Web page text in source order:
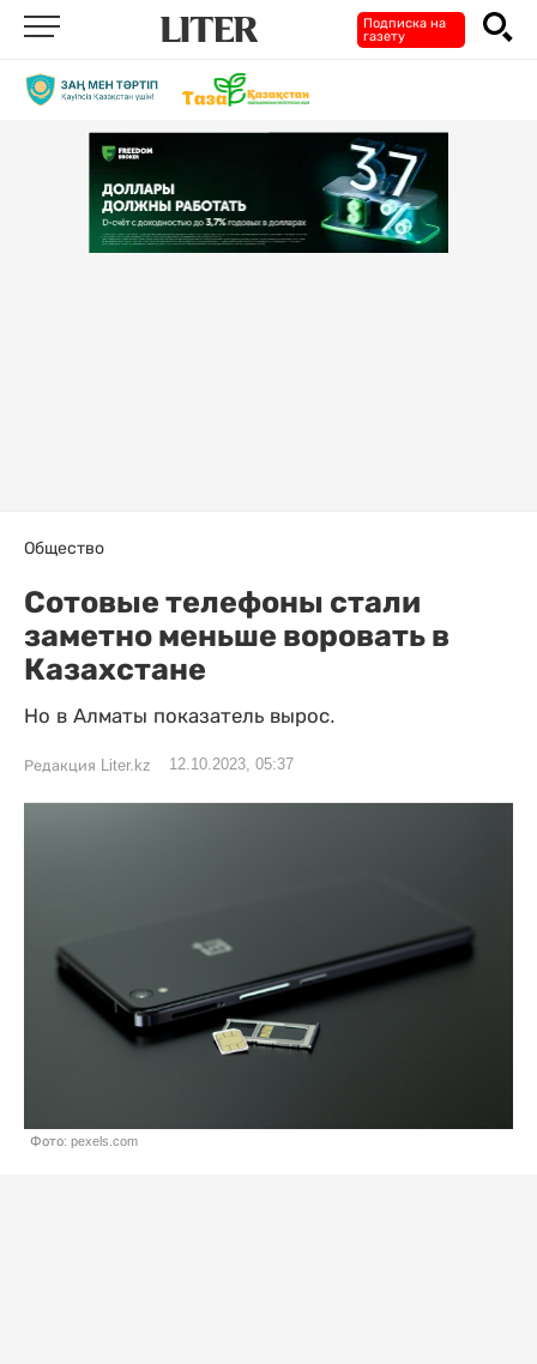
Подписка на
газету
Общество
Сотовые телефоны стали
заметно меньше воровать в
Казахстане
Но в Алматы показатель вырос.
Редакция Liter.kz 12.10.2023, 05:37
Фото: pexels.com